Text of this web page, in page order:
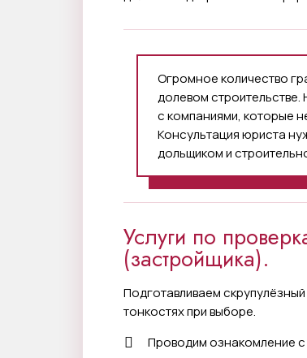
Огромное количество
долевом строительстве.
с компаниями, которые
Консультация юриста
дольщиком и
Услуги по
(застройщика).
Подготавливаем
тонкостях при выборе.
Проводим ознакомление